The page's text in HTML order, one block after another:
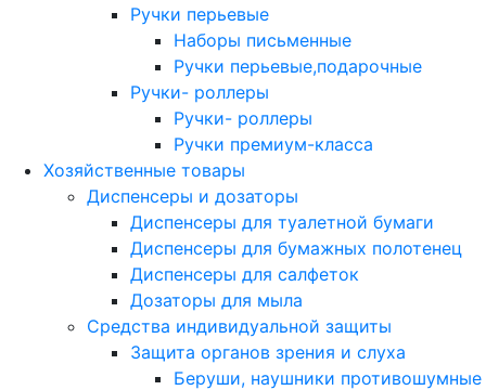
Ручки перьевые
Наборы письменные
Ручки перьевые,подарочные
Ручки- роллеры
Ручки- роллеры
Ручки премиум-класса
Хозяйственные товары
Диспенсеры и дозаторы
Диспенсеры для туалетной бумаги
Диспенсеры для бумажных полотенец
Диспенсеры для салфеток
Дозаторы для мыла
Средства индивидуальной защиты
Защита органов зрения и слуха
Беруши, наушники противошумные